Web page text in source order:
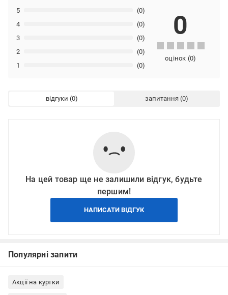
1 (0)
2 (0)
3 (0)
4 (0)
5 (0)
0
оцінок (0)
відгуки запитання
На цей товар ще не залишили відгук, будьте
першим!
НАПИСАТИ ВІДГУК
Популярні запити
Акції на куртки